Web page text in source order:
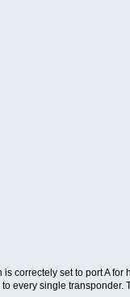
correctely set to port A
every single